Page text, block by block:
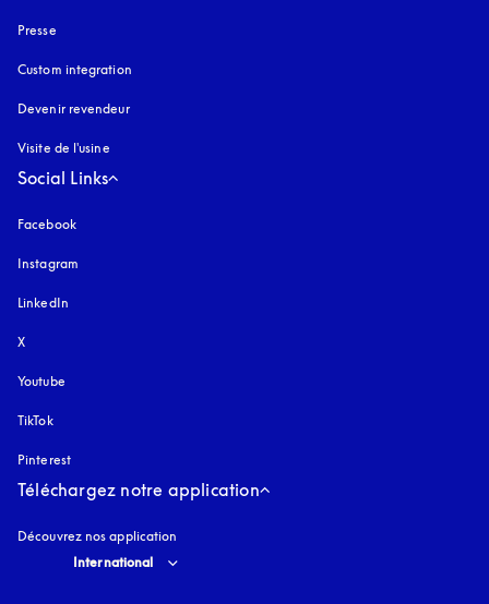
Presse
Custom integration
Devenir revendeur
Visite de l'usine
Social Links
Facebook
Instagram
LinkedIn
X
Youtube
TikTok
Pinterest
Téléchargez notre application
Découvrez nos application
Select country and language
International